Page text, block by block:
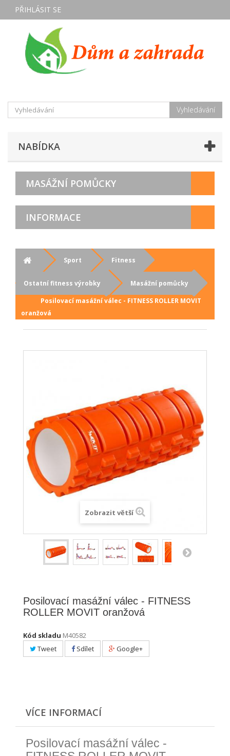
PŘIHLÁSIT SE
Vyhledávání
NABÍDKA
MASÁŽNÍ POMŮCKY
INFORMACE
Sport Fitness
Ostatní fitness výrobky
Masážní pomůcky
Posilovací masážní válec - FITNESS ROLLER MOVIT
oranžová
Zobrazit větší
Posilovací masážní válec - FITNESS
ROLLER MOVIT oranžová
Kód skladu M40582
Tweet
Sdílet Google+
VÍCE INFORMACÍ
Posilovací masážní válec -